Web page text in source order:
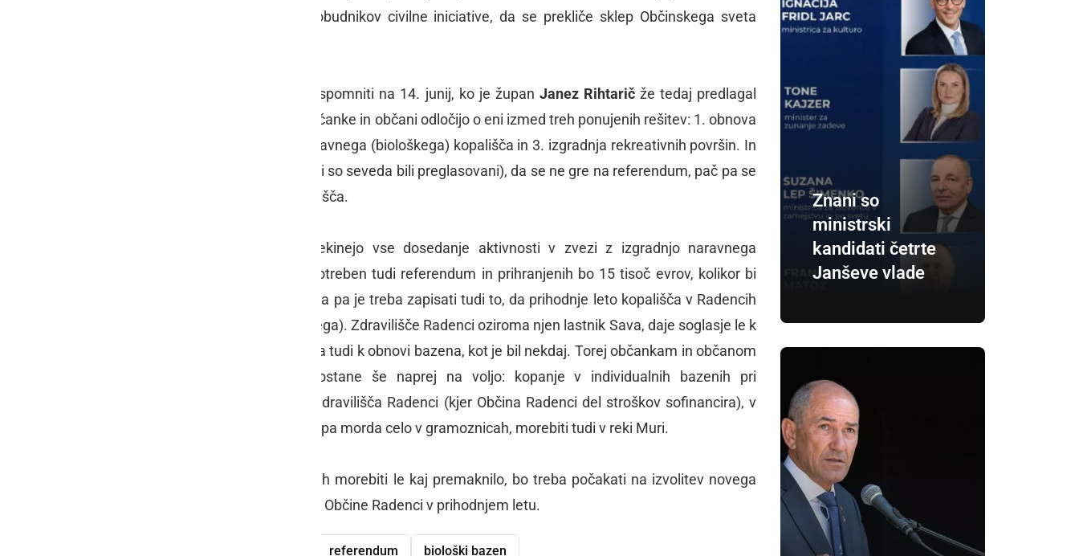
rezultatom 8:6 je bila sprejeta pobudnikov civilne iniciative, da se prekliče sklep Občinskega sveta
Ob tem je seveda treba še enkrat spomniti na 14. junij, ko je župan Janez Rihtaričže tedaj predlagal
in da se naj na njem občanke in občani odločijo o eni izmed treh ponujenih rešitev: 1. obnova
klasičnega bazena, 2. izgradnja naravnega (biološkega) kopališča in 3. izgradnja rekreativnih površin. In
tedaj so se svetniki odločili (nekateri so seveda bili preglasovani), da se ne gre na referendum, pač pa se
naj gre v izgradnjo naravnega kopališča.
S tokratnim sklepom se torej prekinejo vse dosedanje aktivnosti v zvezi z izgradnjo naravnega
(biološkega) kopališča, ne bo pa potreben tudi referendum in prihranjenih bo 15 tisoč evrov, kolikor bi
znašali stroški referenduma. Seveda pa je treba zapisati tudi to, da prihodnje leto kopališča v Radencih
še ne bo (ne klasičnega, ne biološkega). Zdravilišče Radenci oziroma njen lastnik Sava, daje soglasje le k
izgradnji naravnega kopališča, ne pa tudi k obnovi bazena, kot je bil nekdaj. Torej občankam in občanom
vseh starosti v Občini Radenci ostane še naprej na voljo: kopanje v individualnih bazenih pri
stanovanjskih objektih, v bazenih Zdravilišča Radenci (kjer Občina Radenci del stroškov sofinancira), v
bazenih drugih pomurskih krajev ali pa morda celo v gramoznicah, morebiti tudi v reki Muri.
Če se bo po volji politike v Radencih morebiti le kaj premaknilo, bo treba počakati na izvolitev novega
občinskega sveta in novega župana Občine Radenci v prihodnjem letu.
referendum biološki bazen
Znani so
ministrski
kandidati četrte
Janševe vlade